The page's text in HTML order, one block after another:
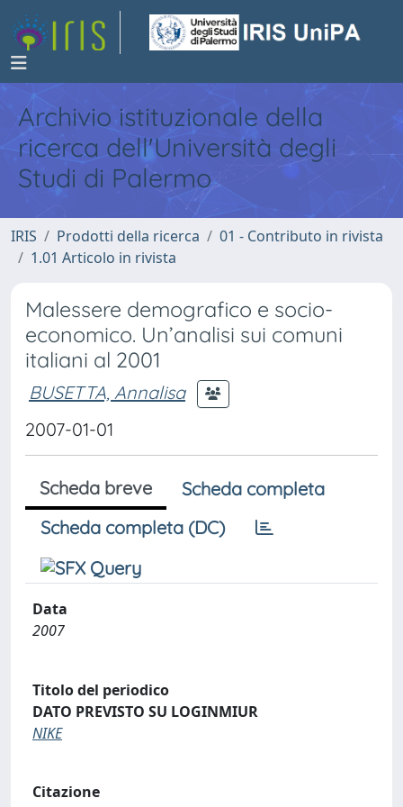
Archivio istituzionale della
ricerca dell'Università degli
Studi di Palermo
IRIS Prodotti della ricerca
01 - Contributo in rivista
1.01 Articolo in rivista
Malessere demografico e socio-
economico. Un’analisi sui comuni
italiani al 2001
BUSETTA, Annalisa
2007-01-01
Scheda breve
Scheda completa
Scheda completa (DC)
Data
2007
Titolo del periodico
DATO PREVISTO SU LOGINMIUR
NIKE
Citazione